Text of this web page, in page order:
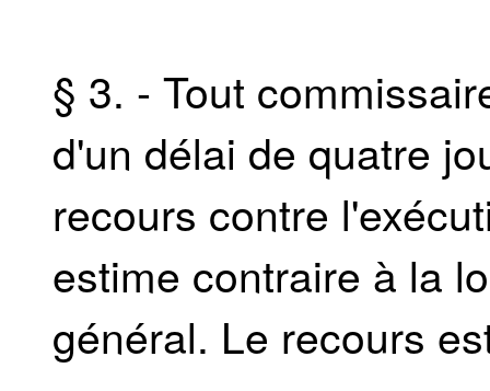
§ 3. - Tout
d'un délai de quatre
recours contre
estime contraire à la
général. Le recours